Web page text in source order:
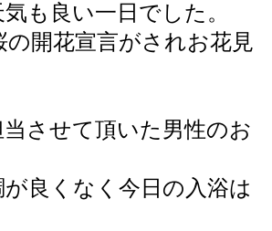
も良い一日でした。
開花宣言がされお花見
当させて頂いた男性のお
良くなく今日の入浴は